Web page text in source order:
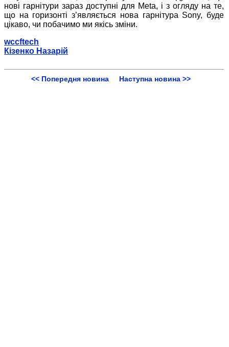
нові гарнітури зараз доступні для Meta, і з огляду на те,
що на горизонті з’являється нова гарнітура Sony, буде
цікаво, чи побачимо ми якісь зміни.
wccftech
Кізенко Назарій
<< Попередня новина Наступна новина >>